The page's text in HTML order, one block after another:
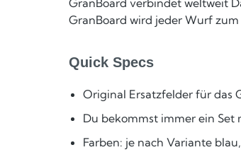
GranBoard verbindet weltweit
GranBoard wird jeder Wurf zum
Quick Specs
Original Ersatzfelder für das
Du bekommst immer ein
Farben: je nach Variante